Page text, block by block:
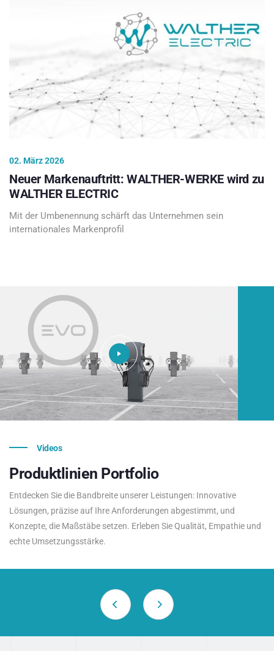
02. März 2026
Neuer Markenauftritt: WALTHER-WERKE wird zu
WALTHER ELECTRIC
Mit der Umbenennung schärft das Unternehmen sein
internationales Markenprofil
Videos
Produktlinien Portfolio
Entdecken Sie die Bandbreite unserer Leistungen: Innovative
Lösungen, präzise auf Ihre Anforderungen abgestimmt, und
Konzepte, die Maßstäbe setzen. Erleben Sie Qualität, Empathie und
echte Umsetzungsstärke.